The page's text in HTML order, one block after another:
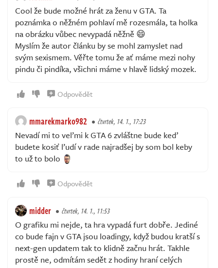
Cool že bude možné hrát za ženu v GTA. Ta
poznámka o něžném pohlaví mě rozesmála, ta holka
na obrázku vůbec nevypadá něžně 😄
Myslím že autor článku by se mohl zamyslet nad
svým sexismem. Věřte tomu že ať máme mezi nohy
pindu či pindíka, všichni máme v hlavě lidský mozek.
Odpovědět
mmarekmarko982 čtvrtek, 14. 1., 17:23
Nevadí mi to veľmi k GTA 6 zvláštne bude keď
budete kosiť ľudí v rade najradšej by som bol keby
to už to bolo
Odpovědět
midder čtvrtek, 14. 1., 11:53
O grafiku mi nejde, ta hra vypadá furt dobře. Jediné
co bude fajn v GTA jsou loadingy, když budou kratší s
next-gen updatem tak to klidně začnu hrát. Takhle
prostě ne, odmítám sedět z hodiny hraní celých